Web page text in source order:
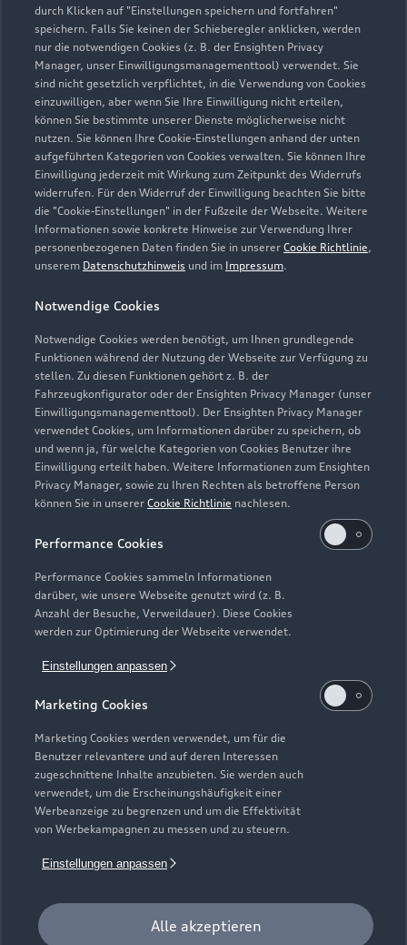
durch Klicken auf "Einstellungen speichern und fortfahren"
speichern. Falls Sie keinen der Schieberegler anklicken, werden
nur die notwendigen Cookies (z. B. der Ensighten Privacy
Manager, unser Einwilligungsmanagementtool) verwendet. Sie
sind nicht gesetzlich verpflichtet, in die Verwendung von Cookies
einzuwilligen, aber wenn Sie Ihre Einwilligung nicht erteilen,
können Sie bestimmte unserer Dienste möglicherweise nicht
nutzen. Sie können Ihre Cookie-Einstellungen anhand der unten
aufgeführten Kategorien von Cookies verwalten. Sie können Ihre
Einwilligung jederzeit mit Wirkung zum Zeitpunkt des Widerrufs
widerrufen. Für den Widerruf der Einwilligung beachten Sie bitte
die "Cookie-Einstellungen" in der Fußzeile der Webseite. Weitere
Informationen sowie konkrete Hinweise zur Verwendung Ihrer
personenbezogenen Daten finden Sie in unserer Cookie Richtlinie,
unserem Datenschutzhinweis und im Impressum.
Notwendige Cookies
Notwendige Cookies werden benötigt, um Ihnen grundlegende
Funktionen während der Nutzung der Webseite zur Verfügung zu
stellen. Zu diesen Funktionen gehört z. B. der
Fahrzeugkonfigurator oder der Ensighten Privacy Manager (unser
Einwilligungsmanagementtool). Der Ensighten Privacy Manager
verwendet Cookies, um Informationen darüber zu speichern, ob
und wenn ja, für welche Kategorien von Cookies Benutzer ihre
Einwilligung erteilt haben. Weitere Informationen zum Ensighten
Privacy Manager, sowie zu Ihren Rechten als betroffene Person
können Sie in unserer Cookie Richtlinie nachlesen.
Performance Cookies
Performance Cookies sammeln Informationen
darüber, wie unsere Webseite genutzt wird (z. B.
Anzahl der Besuche, Verweildauer). Diese Cookies
werden zur Optimierung der Webseite verwendet.
Einstellungen anpassen
Marketing Cookies
Marketing Cookies werden verwendet, um für die
Benutzer relevantere und auf deren Interessen
zugeschnittene Inhalte anzubieten. Sie werden auch
verwendet, um die Erscheinungshäufigkeit einer
Werbeanzeige zu begrenzen und um die Effektivität
von Werbekampagnen zu messen und zu steuern.
Einstellungen anpassen
Alle akzeptieren
Modelle
Alle Modelle
Modelle vergleichen
Elektromodelle
Plug-in-Hybride
Kaufen & leasen
Neuwagensuche
Gebrauchtwagensuche
Gebrauchtwagen
Finanzierung
Aktionen & Angebote
Geschäftskunden
Service & Zubehör
Saisonale Angebote
Audi Services
Audi digital services
Support
Kundenservice
Häufige Fragen (FAQ)
Audi Online Beratung
Online-Terminvereinbarung
Servicekontakt
Bordbuch & Bedienungsanleitungen
Verträge kündigen
Über Audi
Unternehmen
Karriere
Investor Relations
Presse & Media Center
Datenschutz
Audi erleben
© 2026 AUDI AG. Alle Rechte vorbehalten
Impressum Rechtliches
Hinweisgebersystem
Datenschutzinformation
Cookie-Einstellungen
Cookie-Richtlinie
Barrierefreiheit
Digital Services Act
EU Data Act
Die Auszeichnung Audi Top Service Partner 2026 wurde von
der AUDI AG unter Ausschluss Dritter nach festgelegten
Kriterien an ausgewählte Audi Partnerunternehmen vergeben.
Kundenloyalisierung, ein digitales Format zur
Terminvereinbarung sowie die zeitnahe Abarbeitung von
Kundenanliegen. Mitarbeiter_innen dieser Betriebe sind
sowohl im technischen Bereich als auch in der
Kundenbetreuung besonders ausgebildet und qualifiziert.
Die direkten und indirekten Tochtergesellschaften der
Volkswagen Financial Services AG erbringen unter dem
gemeinsamen Kennzeichen „Volkswagen Financial Services“
verschiedene Leistungen. Es handelt sich hierbei um
Leasingleistungen (durch Volkswagen Leasing GmbH),
Versicherungsleistungen (durch Volkswagen Versicherung AG,